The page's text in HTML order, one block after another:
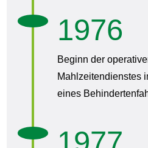
1976
Beginn der
Mahlzeitendienstes
eines